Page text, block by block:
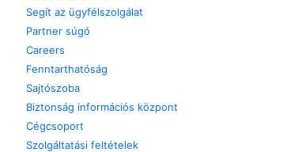
Segít az ügyfélszolgálat
Partner súgó
Careers
Fenntarthatóság
Sajtószoba
Biztonság információs központ
Cégcsoport
Szolgáltatási feltételek